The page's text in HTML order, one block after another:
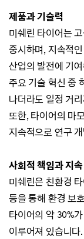
제품과 기술력
미쉐린 타이어는 고
중시하며, 지속적
산업의 발전에 기
주요 기술 혁신 중
나더라도 일정 거
또한, 타이어의 마
지속적으로 연구
사회적 책임과 지
미쉐린은 친환경
등을 통해 환경 보
타이어의 약 30%
이루어져 있습니다.